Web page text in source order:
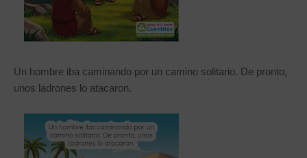
Un hombre iba caminando por un camino solitario. De pronto,
unos ladrones lo atacaron.